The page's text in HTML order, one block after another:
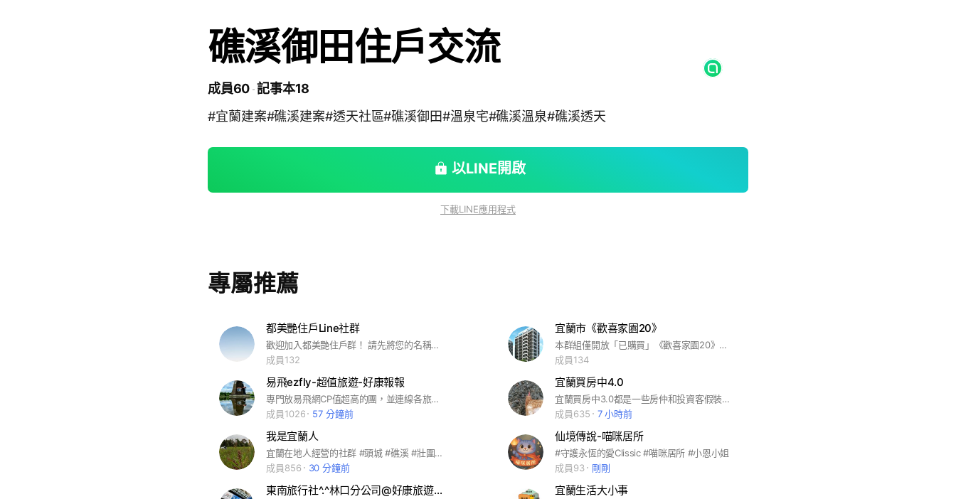
礁溪御田住戶交流
成員60 記事本18
#宜蘭建案#礁溪建案#透天社區#礁溪御田#溫泉宅#礁溪溫泉#礁溪透天
以LINE開啟
下載LINE應用程式
專屬推薦
都美艷住戶Line社群
歡迎加入都美艷住戶群！ 請先將您的名稱後方標註棟別及樓層資訊 (名稱 X棟X樓之X，如：Name A22-2) 謝謝
成員132
宜蘭市《歡喜家園20》
本群組僅開放「已購買」《歡喜家園20》預售案件之住戶加入，討論客變、裝潢等，非住戶請勿加入 #宜蘭市 #預售屋 #歡喜家園 #歡喜家園20 #鉅大建設 #裝潢設計
成員134
易飛ezfly-超值旅遊-好康報報
專門放易飛網CP值超高的團，並連線各旅展優惠團，此為直客平台，謝絕同業與各類廣告
成員1026
57 分鐘前
宜蘭買房中4.0
宜蘭買房中3.0都是一些房仲和投資客假裝買家在洗腦你去買，說真話就會被踢，想聽真話就另外找地方吧。 本社群可接受房仲及投資客加入，若發現有洗腦言詞或偏激發言一律踢出封鎖。
成員635
7 小時前
我是宜蘭人
宜蘭在地人經營的社群 #頭城 #礁溪 #壯圍 #員山 #宜蘭 #羅東 #五結 #冬山 #蘇澳 #東澳 #南澳 #大同 #宜蘭大小事 #宜蘭新聞 #宜蘭撿便宜
成員856
30 分鐘前
仙境傳說-喵咪居所
#守護永恆的愛Clissic #喵咪居所 #小恩小姐
成員93
剛剛
東南旅行社^.^林口分公司@好康旅遊~報起來 宜蘭生活大小事